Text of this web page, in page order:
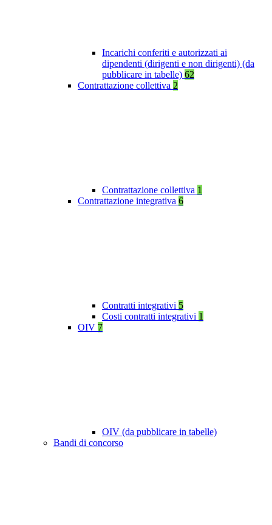
Incarichi conferiti e autorizzati ai
dipendenti (dirigenti e non dirigenti) (da
pubblicare in tabelle) 62
Contrattazione collettiva 2
Contrattazione collettiva 1
Contrattazione integrativa 6
Contratti integrativi 5
Costi contratti integrativi 1
OIV 7
OIV (da pubblicare in tabelle)
Bandi di concorso